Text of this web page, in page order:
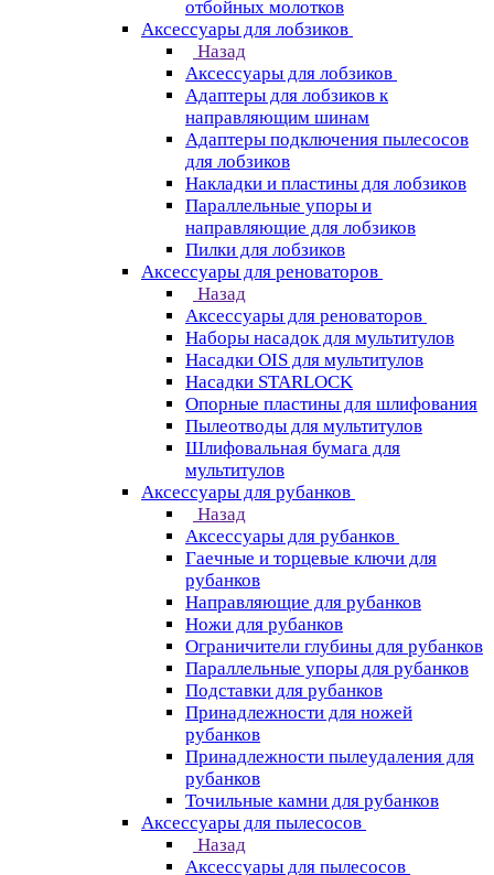
отбойных молотков
Аксессуары для лобзиков
Назад
Аксессуары для лобзиков
Адаптеры для лобзиков к
направляющим шинам
Адаптеры подключения пылесосов
для лобзиков
Накладки и пластины для лобзиков
Параллельные упоры и
направляющие для лобзиков
Пилки для лобзиков
Аксессуары для реноваторов
Назад
Аксессуары для реноваторов
Наборы насадок для мультитулов
Насадки OIS для мультитулов
Насадки STARLOCK
Опорные пластины для шлифования
Пылеотводы для мультитулов
Шлифовальная бумага для
мультитулов
Аксессуары для рубанков
Назад
Аксессуары для рубанков
Гаечные и торцевые ключи для
рубанков
Направляющие для рубанков
Ножи для рубанков
Ограничители глубины для рубанков
Параллельные упоры для рубанков
Подставки для рубанков
Принадлежности для ножей
рубанков
Принадлежности пылеудаления для
рубанков
Точильные камни для рубанков
Аксессуары для пылесосов
Назад
Аксессуары для пылесосов